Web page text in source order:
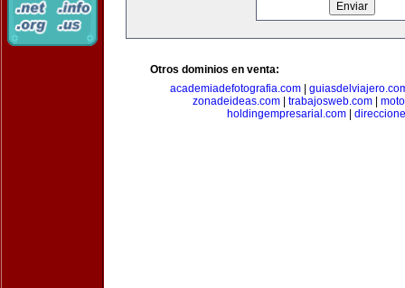
Otros dominios en venta:
academiadefotografia.com|
zonadeideas.com
trabajosweb.com
holdingempresarial.com|